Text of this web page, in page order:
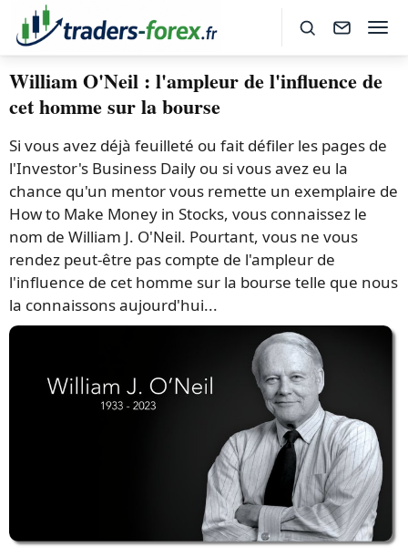
William O'Neil : l'ampleur de l'influence de
cet homme sur la bourse
Si vous avez déjà feuilleté ou fait défiler les pages de
l'Investor's Business Daily ou si vous avez eu la
chance qu'un mentor vous remette un exemplaire de
How to Make Money in Stocks, vous connaissez le
nom de William J. O'Neil. Pourtant, vous ne vous
rendez peut-être pas compte de l'ampleur de
l'influence de cet homme sur la bourse telle que nous
la connaissons aujourd'hui...